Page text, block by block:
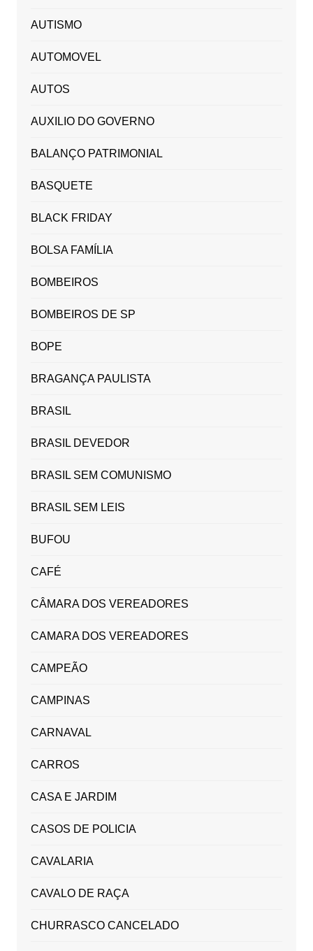
AUTISMO
AUTOMOVEL
AUTOS
AUXILIO DO GOVERNO
BALANÇO PATRIMONIAL
BASQUETE
BLACK FRIDAY
BOLSA FAMÍLIA
BOMBEIROS
BOMBEIROS DE SP
BOPE
BRAGANÇA PAULISTA
BRASIL
BRASIL DEVEDOR
BRASIL SEM COMUNISMO
BRASIL SEM LEIS
BUFOU
CAFÉ
CÂMARA DOS VEREADORES
CAMARA DOS VEREADORES
CAMPEÃO
CAMPINAS
CARNAVAL
CARROS
CASA E JARDIM
CASOS DE POLICIA
CAVALARIA
CAVALO DE RAÇA
CHURRASCO CANCELADO